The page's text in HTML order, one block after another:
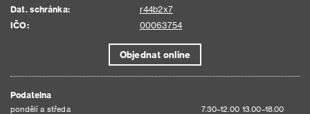
Dat. schránka:
r44b2x7
IČO:
00063754
Objednat online
Podatelna
pondělí a středa
7.30–12.00 13.00–18.00